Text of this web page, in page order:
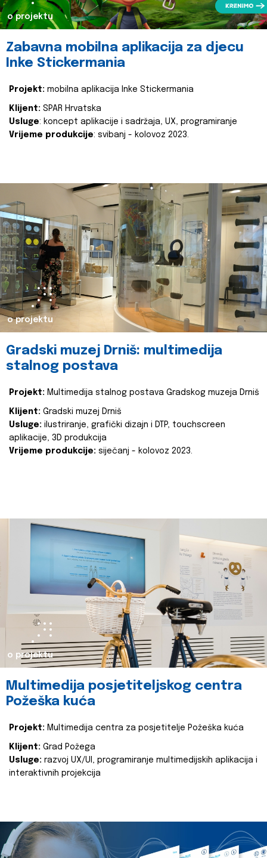
o projektu
Zabavna mobilna aplikacija za djecu
Inke Stickermania
Projekt: mobilna aplikacija Inke Stickermania
Klijent: SPAR Hrvatska
Usluge: koncept aplikacije i sadržaja, UX, programiranje
Vrijeme produkcije: svibanj - kolovoz 2023.
o projektu
Gradski muzej Drniš: multimedija
stalnog postava
Projekt: Multimedija stalnog postava Gradskog muzeja Drniš
Klijent: Gradski muzej Drniš
Usluge: ilustriranje, grafički dizajn i DTP, touchscreen
aplikacije, 3D produkcija
Vrijeme produkcije: siječanj - kolovoz 2023.
o projektu
Multimedija posjetiteljskog centra
Požeška kuća
Projekt: Multimedija centra za posjetitelje Požeška kuća
Klijent: Grad Požega
Usluge: razvoj UX/UI, programiranje multimedijskih aplikacija i
interaktivnih projekcija